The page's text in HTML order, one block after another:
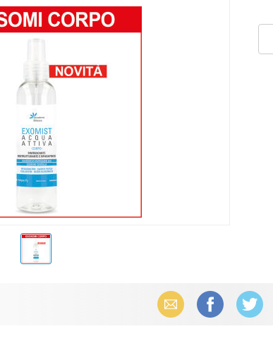
Email Facebook X (Twitter)